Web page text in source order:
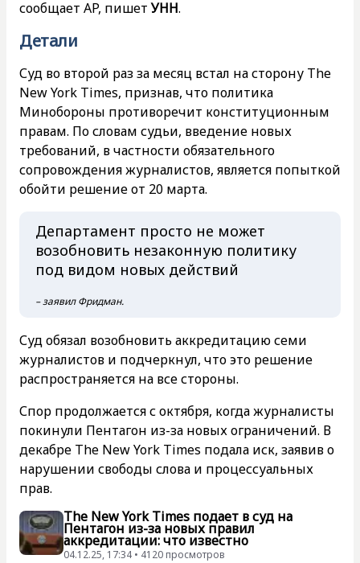
сообщает AP, пишетУНН.
Детали
Суд во второй раз за месяц встал на сторону The
New York Times, признав, что политика
Минобороны противоречит конституционным
правам. По словам судьи, введение новых
требований, в частности обязательного
сопровождения журналистов, является попыткой
обойти решение от 20 марта.
Департамент просто не может
возобновить незаконную политику
под видом новых действий
– заявил Фридман.
Суд обязал возобновить аккредитацию семи
журналистов и подчеркнул, что это решение
распространяется на все стороны.
Спор продолжается с октября, когда журналисты
покинули Пентагон из-за новых ограничений. В
декабре The New York Times подала иск, заявив о
нарушении свободы слова и процессуальных
прав.
The New York Times подает в суд на
Пентагон из-за новых правил
аккредитации: что известно
04.12.25, 17:34 • 4120 просмотров